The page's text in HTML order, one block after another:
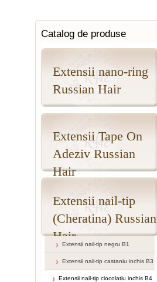
Catalog de produse
Extensii nano-ring
Russian Hair
Extensii Tape On
Adeziv Russian
Hair
Extensii nail-tip
(Cheratina) Russian
Hair
Extensii nail-tip negru B1
Extensii nail-tip castaniu inchis B3
Extensii nail-tip ciocolatiu inchis B4